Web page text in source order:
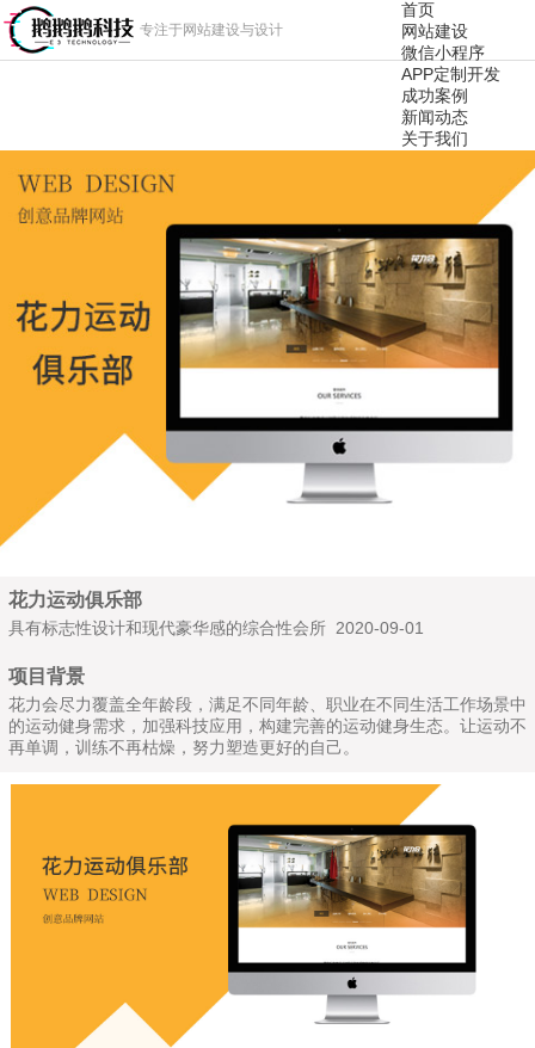
专注于网站建设与设计
首页
网站建设
微信小程序
APP定制开发
成功案例
新闻动态
关于我们
花力运动俱乐部
具有标志性设计和现代豪华感的综合性会所 2020-09-01
项目背景
花力会尽力覆盖全年龄段，满足不同年龄、职业在不同生活工作场景中
的运动健身需求，加强科技应用，构建完善的运动健身生态。让运动不
再单调，训练不再枯燥，努力塑造更好的自己。